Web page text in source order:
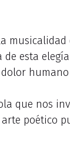
musicalidad
esta
que nos
poético